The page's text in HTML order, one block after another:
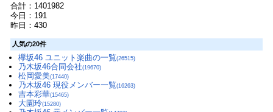
合計：1401982
今日：191
昨日：430
人気の20件
欅坂46 ユニット楽曲の一覧(26515)
乃木坂46合同会社(19670)
松岡愛美(17440)
乃木坂46 現役メンバー一覧(16263)
吉本彩華(15465)
大園玲(15280)